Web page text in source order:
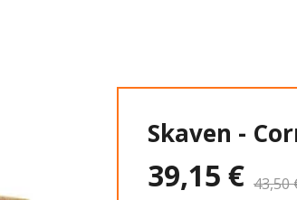
Skaven -
39,15 € 43,50